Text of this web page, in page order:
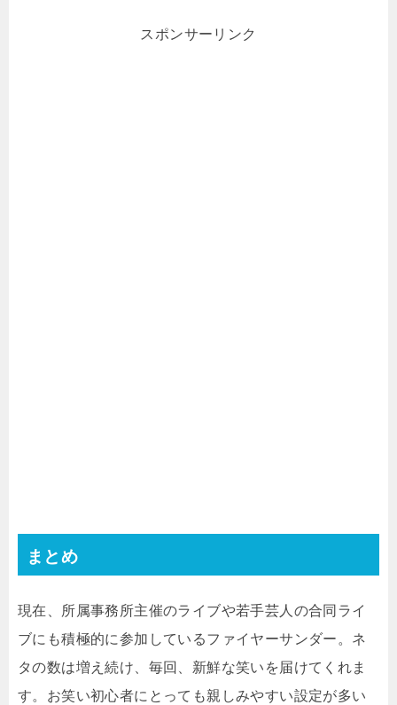
スポンサーリンク
まとめ
現在、所属事務所主催のライブや若手芸人の合同ライ
ブにも積極的に参加しているファイヤーサンダー。ネ
タの数は増え続け、毎回、新鮮な笑いを届けてくれま
す。お笑い初心者にとっても親しみやすい設定が多い